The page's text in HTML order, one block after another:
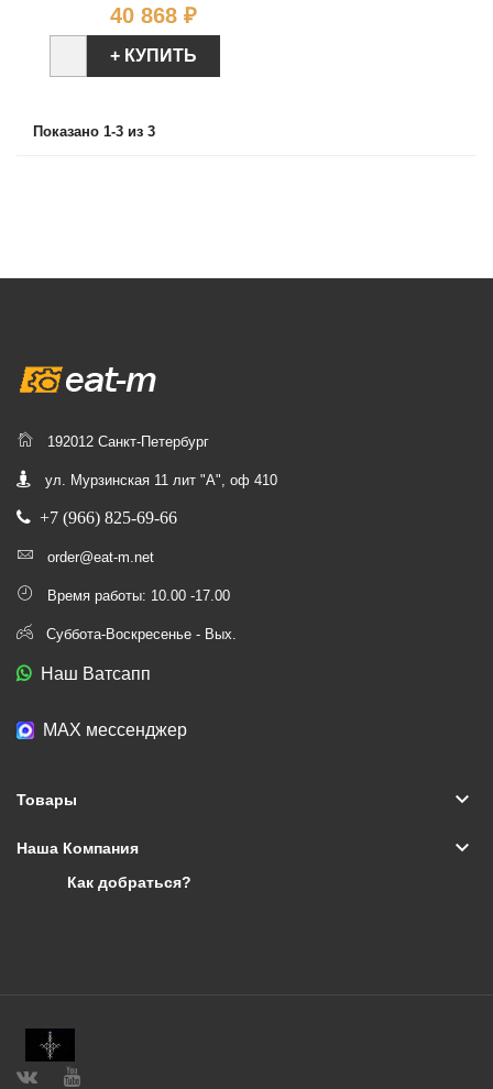
40 868 ₽Цена
+ КУПИТЬ
Показано 1-3 из 3
192012 Санкт-Петербург
ул. Мурзинская 11 лит "А", оф 410
+7 (966) 825-69-66
order@eat-m.net
Время работы: 10.00 -17.00
Суббота-Воскресенье - Вых.
Наш Ватсапп
МАХ мессенджер
Товары keyboard_arrow_down
Наша Компания keyboard_arrow_down
Как добраться?